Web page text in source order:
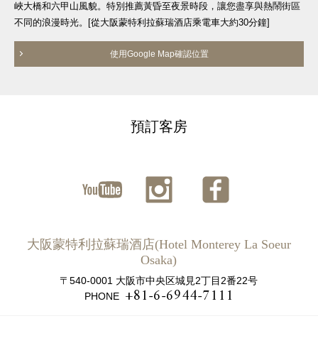
峽大橋和六甲山風貌。特別推薦黃昏至夜景時段，讓您盡享與熱鬧街區
不同的浪漫時光。[從大阪蒙特利拉蘇瑞酒店乘電車大約30分鐘]
使用Google Map確認位置
預訂客房
ム
ク
大阪蒙特利拉蘇瑞酒店(Hotel Monterey La Soeur
Osaka)
〒540-0001 大阪市中央区城見2丁目2番22号
PHONE +81-6-6944-7111